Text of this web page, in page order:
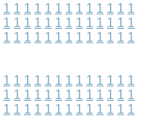
1 1 1 1 1 1 1 1 1 1 1 1 1
1 1 1 1 1 1 1 1 1 1 1 1 1
1 1 1 1 1 1 1 1 1 1 1 1 1
1 1 1 1 1 1 1 1 1 1 1 1 1
1 1 1 1 1 1 1 1 1 1 1 1 1
1 1 1 1 1 1 1 1 1 1 1 1 1